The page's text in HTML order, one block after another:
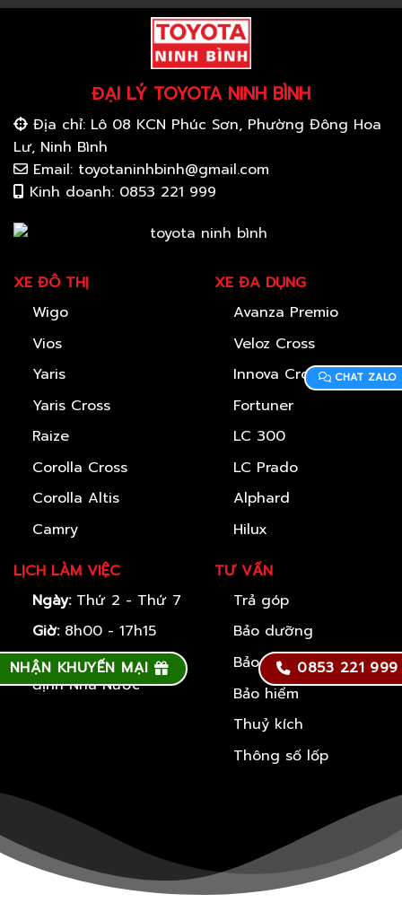
ĐẠI LÝ TOYOTA NINH BÌNH
Địa chỉ: Lô 08 KCN Phúc Sơn, Phường Đông Hoa
Lư, Ninh Bình
Email: toyotaninhbinh@gmail.com
Kinh doanh: 0853 221 999
XE ĐÔ THỊ
Wigo
Vios
Yaris
Yaris Cross
Raize
Corolla Cross
Corolla Altis
Camry
LỊCH LÀM VIỆC
Ngày:Thứ 2 - Thứ 7
Giờ:8h00 - 17h15
Nghỉ lễ tết: Theo quy
định Nhà Nước
XE ĐA DỤNG
Avanza Premio
Veloz Cross
Innova Cross
Fortuner
LC 300
LC Prado
Alphard
Hilux
TƯ VẤN
Trả góp
Bảo dưỡng
Bảo hành
Bảo hiểm
Thuỷ kích
Thông số lốp
0853 221 999
CHAT ZALO
NHẬN KHUYẾN MẠI